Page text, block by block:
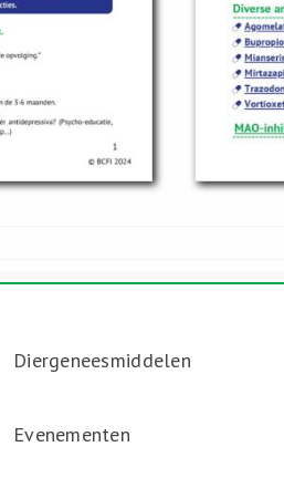
Diergeneesmiddelen
Evenementen